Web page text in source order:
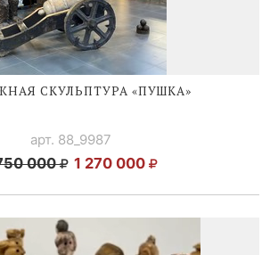
СКУЛЬПТУРА «ПУШКА»
арт. 88_9987
000 1 270 000